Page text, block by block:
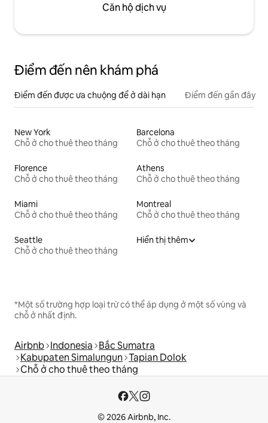
Căn hộ dịch vụ
Điểm đến nên khám phá
Điểm đến được ưa chuộng để ở dài hạn Điểm đến gần đây
New York
Chỗ ở cho thuê theo tháng
Barcelona
Chỗ ở cho thuê theo tháng
Florence
Chỗ ở cho thuê theo tháng
Athens
Chỗ ở cho thuê theo tháng
Miami
Chỗ ở cho thuê theo tháng
Montreal
Chỗ ở cho thuê theo tháng
Seattle
Chỗ ở cho thuê theo tháng
Hiển thị thêm
*Một số trường hợp loại trừ có thể áp dụng ở một số vùng và
chỗ ở nhất định.
Airbnb Indonesia Bắc Sumatra
Kabupaten Simalungun Tapian Dolok
Chỗ ở cho thuê theo tháng
© 2026 Airbnb, Inc.